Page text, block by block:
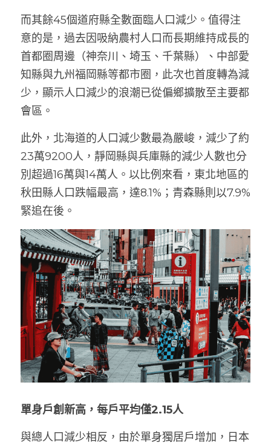
而其餘45個道府縣全數面臨人口減少。值得注
意的是，過去因吸納農村人口而長期維持成長的
首都圈周邊（神奈川、埼玉、千葉縣）、中部愛
知縣與九州福岡縣等都市圈，此次也首度轉為減
少，顯示人口減少的浪潮已從偏鄉擴散至主要都
會區。
此外，北海道的人口減少數最為嚴峻，減少了約
23萬9200人，靜岡縣與兵庫縣的減少人數也分
別超過16萬與14萬人。以比例來看，東北地區的
秋田縣人口跌幅最高，達8.1%；青森縣則以7.9%
緊追在後。
單身戶創新高，每戶平均僅2.15人
與總人口減少相反，由於單身獨居戶增加，日本